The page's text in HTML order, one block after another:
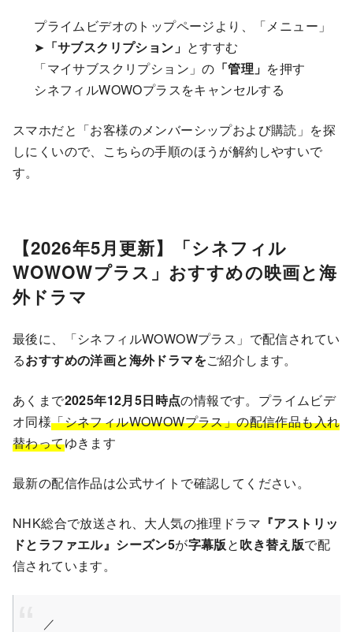
プライムビデオのトップページより、「メニュー」
➤ 「サブスクリプション」 とすすむ
「マイサブスクリプション」の 「管理」 を押す
シネフィルWOWOプラスをキャンセルする
スマホだと「お客様のメンバーシップおよび購読」を探
しにくいので、こちらの手順のほうが解約しやすいで
す。
【2026年5月更新】「シネフィル
WOWOWプラス」おすすめの映画と海
外ドラマ
最後に、「シネフィルWOWOWプラス」で配信されてい
るおすすめの洋画と海外ドラマをご紹介します。
あくまで2025年12月5日時点の情報です。プライムビデ
オ同様「シネフィルWOWOWプラス」の配信作品も入れ
替わってゆきます
最新の配信作品は公式サイトで確認してください。
NHK総合で放送され、大人気の推理ドラマ 『アストリッ
ドとラファエル』シーズン5が字幕版と吹き替え版で配
信されています。
／